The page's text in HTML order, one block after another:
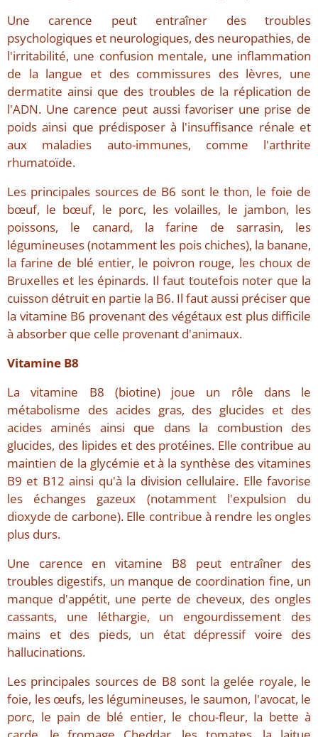
Une carence peut entraîner des troubles
psychologiques et neurologiques, des neuropathies, de
l'irritabilité, une confusion mentale, une inflammation
de la langue et des commissures des lèvres, une
dermatite ainsi que des troubles de la réplication de
l'ADN. Une carence peut aussi favoriser une prise de
poids ainsi que prédisposer à l'insuffisance rénale et
aux maladies auto-immunes, comme l'arthrite
rhumatoïde.
Les principales sources de B6 sont le thon, le foie de
bœuf, le bœuf, le porc, les volailles, le jambon, les
poissons, le canard, la farine de sarrasin, les
légumineuses (notamment les pois chiches), la banane,
la farine de blé entier, le poivron rouge, les choux de
Bruxelles et les épinards. Il faut toutefois noter que la
cuisson détruit en partie la B6. Il faut aussi préciser que
la vitamine B6 provenant des végétaux est plus difficile
à absorber que celle provenant d'animaux.
Vitamine B8
La vitamine B8 (biotine) joue un rôle dans le
métabolisme des acides gras, des glucides et des
acides aminés ainsi que dans la combustion des
glucides, des lipides et des protéines. Elle contribue au
maintien de la glycémie et à la synthèse des vitamines
B9 et B12 ainsi qu'à la division cellulaire. Elle favorise
les échanges gazeux (notamment l'expulsion du
dioxyde de carbone). Elle contribue à rendre les ongles
plus durs.
Une carence en vitamine B8 peut entraîner des
troubles digestifs, un manque de coordination fine, un
manque d'appétit, une perte de cheveux, des ongles
cassants, une léthargie, un engourdissement des
mains et des pieds, un état dépressif voire des
hallucinations.
Les principales sources de B8 sont la gelée royale, le
foie, les œufs, les légumineuses, le saumon, l'avocat, le
porc, le pain de blé entier, le chou-fleur, la bette à